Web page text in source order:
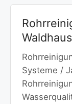
Systeme /